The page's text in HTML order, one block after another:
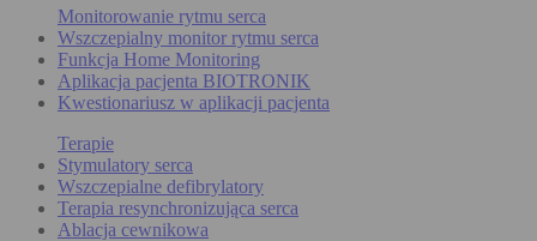
Monitorowanie rytmu serca
Wszczepialny monitor rytmu serca
Funkcja Home Monitoring
Aplikacja pacjenta BIOTRONIK
Kwestionariusz w aplikacji pacjenta
Terapie
Stymulatory serca
Wszczepialne defibrylatory
Terapia resynchronizująca serca
Ablacja cewnikowa